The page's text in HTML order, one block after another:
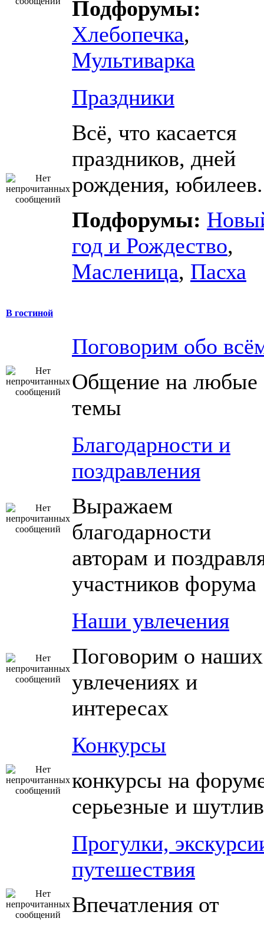
Подфорумы:
Хлебопечка,
Мультиварка
Праздники
Всё, что касается
праздников, дней
рождения,
Подфорумы:
год и Рождество,
Масленица, Пасха
В гостиной
Поговорим обо
Общение на любые
темы
Благодарности и
поздравления
Выражаем
благодарности
авторам и
участников форума
Наши увлечения
Поговорим о наших
увлечениях и
интересах
Конкурсы
конкурсы на
серьезные и
Прогулки,
путешествия
Впечатления от